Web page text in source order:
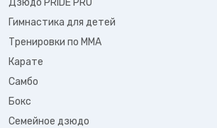
Гимнастика для детей
Тренировки по ММА
Карате
Самбо
Бокс
Семейное дзюдо